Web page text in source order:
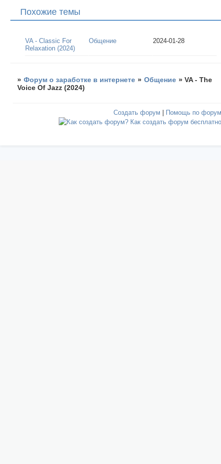
Похожие темы
VA - Classic For
Relaxation (2024)
Общение 2024-01-28
» Форум о заработке в интернете » Общение »VA - The
Voice Of Jazz (2024)
Создать форум Помощь по